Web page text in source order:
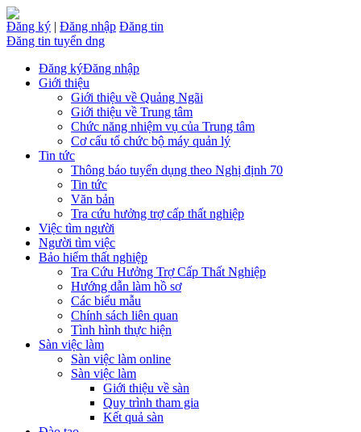
Đăng ký | Đăng nhập Đăng tin
Đăng tin tuyển dng
Đăng kýĐăng nhập
Giới thiệu
Giới thiệu về Quảng Ngãi
Giới thiệu về Trung tâm
Chức năng nhiệm vụ của Trung tâm
Cơ cấu tổ chức bộ máy quản lý
Tin tức
Thông báo tuyển dụng theo Nghị định 70
Tin tức
Văn bản
Tra cứu hưởng trợ cấp thất nghiệp
Việc tìm người
Người tìm việc
Bảo hiểm thất nghiệp
Tra Cứu Hưởng Trợ Cấp Thất Nghiệp
Hướng dẫn làm hồ sơ
Các biểu mẫu
Chính sách liên quan
Tình hình thực hiện
Sàn việc làm
Sàn việc làm online
Sàn việc làm
Giới thiệu về sàn
Quy trình tham gia
Kết quả sàn